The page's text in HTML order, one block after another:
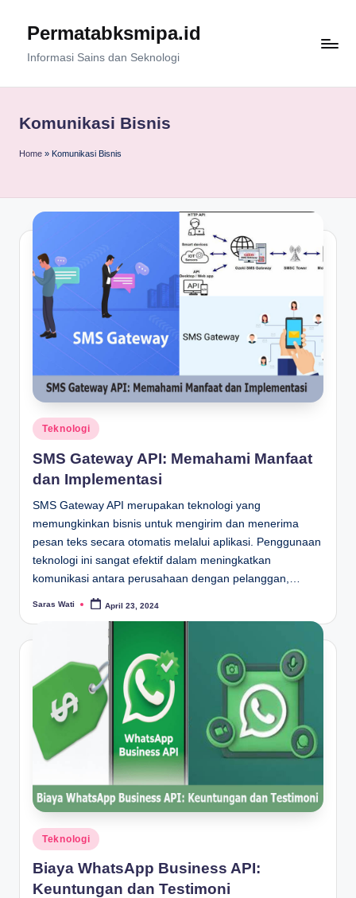
Permatabksmipa.id
Informasi Sains dan Seknologi
Komunikasi Bisnis
Home » Komunikasi Bisnis
Posted
in
Teknologi
SMS Gateway API: Memahami Manfaat
dan Implementasi
SMS Gateway API merupakan teknologi yang
memungkinkan bisnis untuk mengirim dan menerima
pesan teks secara otomatis melalui aplikasi. Penggunaan
teknologi ini sangat efektif dalam meningkatkan
komunikasi antara perusahaan dengan pelanggan,…
Posted
Saras Wati April 23, 2024
Posted
in
Teknologi
Biaya WhatsApp Business API:
Keuntungan dan Testimoni